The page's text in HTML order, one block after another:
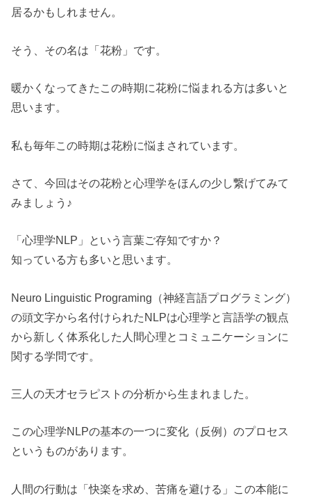
居るかもしれません。
そう、その名は「花粉」です。
暖かくなってきたこの時期に花粉に悩まれる方は多いと
思います。
私も毎年この時期は花粉に悩まされています。
さて、今回はその花粉と心理学をほんの少し繋げてみて
みましょう♪
「心理学NLP」という言葉ご存知ですか？
知っている方も多いと思います。
Neuro Linguistic Programing（神経言語プログラミング）
の頭文字から名付けられたNLPは心理学と言語学の観点
から新しく体系化した人間心理とコミュニケーションに
関する学問です。
三人の天才セラピストの分析から生まれました。
この心理学NLPの基本の一つに変化（反例）のプロセス
というものがあります。
人間の行動は「快楽を求め、苦痛を避ける」この本能に